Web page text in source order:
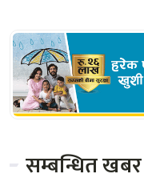
सम्बन्धित खबर